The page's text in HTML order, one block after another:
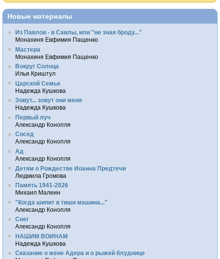
Новые материалы
Из Павлов - в Савлы, или "не зная броду..."
Монахиня Евфимия Пащенко
Мастера
Монахиня Евфимия Пащенко
Вокруг Солнца
Илья Криштул
Царской Семье
Надежда Кушкова
Зовут... зовут они меня
Надежда Кушкова
Первый луч
Александр Конопля
Сосед
Александр Конопля
Ад
Александр Конопля
Детям о Рождестве Иоанна Предтечи
Людмила Громова
Память 1941-2026
Михаил Малеин
"Когда шипит в тиши машина..."
Александр Конопля
Снег
Александр Конопля
НАШИМ ВОИНАМ
Надежда Кушкова
Сказание о жене Адера и о рыжей блуднице